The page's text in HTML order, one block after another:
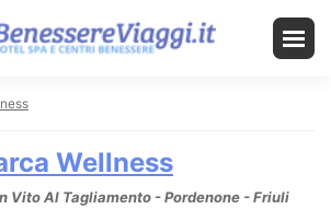
Wellness
Vito Al Tagliamento - Pordenone - Friuli